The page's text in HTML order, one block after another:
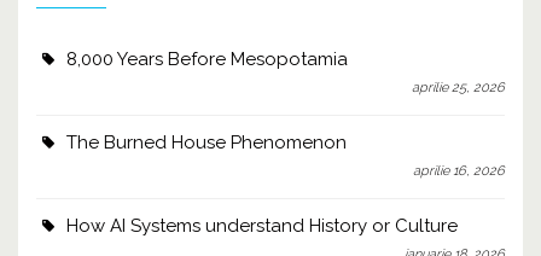
8,000 Years Before Mesopotamia
aprilie 25, 2026
The Burned House Phenomenon
aprilie 16, 2026
How AI Systems understand History or Culture